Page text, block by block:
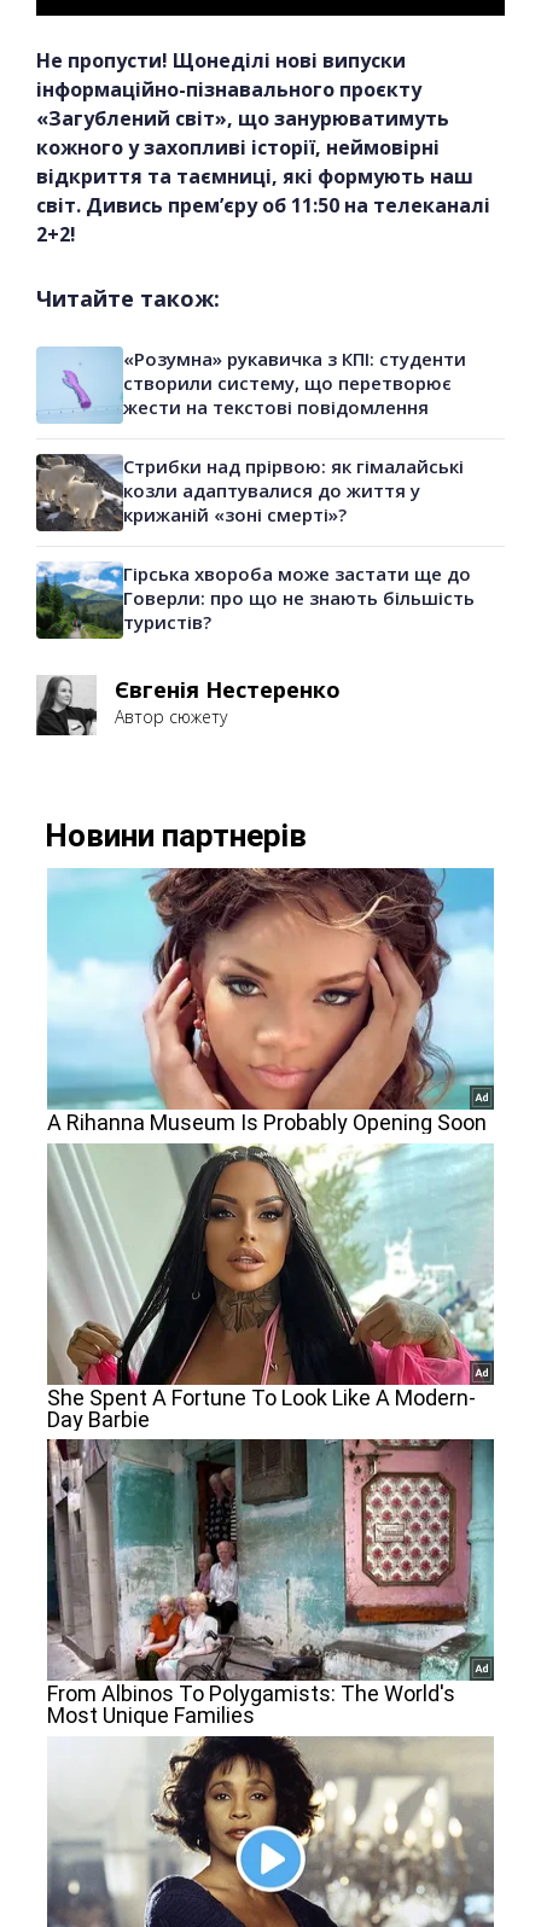
Не пропусти! Щонеділі нові випуски
інформаційно-пізнавального проєкту
«Загублений світ», що занурюватимуть
кожного у захопливі історії, неймовірні
відкриття та таємниці, які формують наш
світ. Дивись прем’єру об 11:50 на телеканалі
2+2!
Читайте також:
«Розумна» рукавичка з КПІ: студенти
створили систему, що перетворює
жести на текстові повідомлення
Стрибки над прірвою: як гімалайські
козли адаптувалися до життя у
крижаній «зоні смерті»?
Гірська хвороба може застати ще до
Говерли: про що не знають більшість
туристів?
Євгенія Нестеренко
Автор сюжету